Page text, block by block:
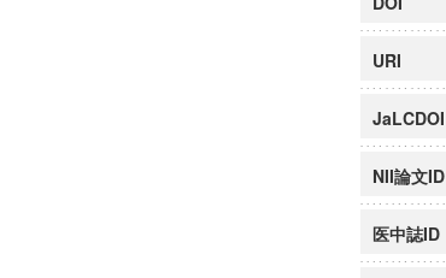
URI
JaLCDOI
NII論文ID
医中誌ID